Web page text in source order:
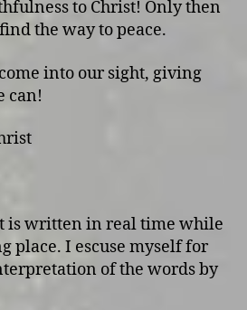
to Christ! Only then
the way to peace.
into our sight, giving
can!
is written in real time while
place. I escuse myself for
of the words by